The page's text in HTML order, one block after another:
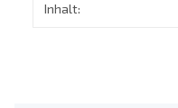
Inhalt: